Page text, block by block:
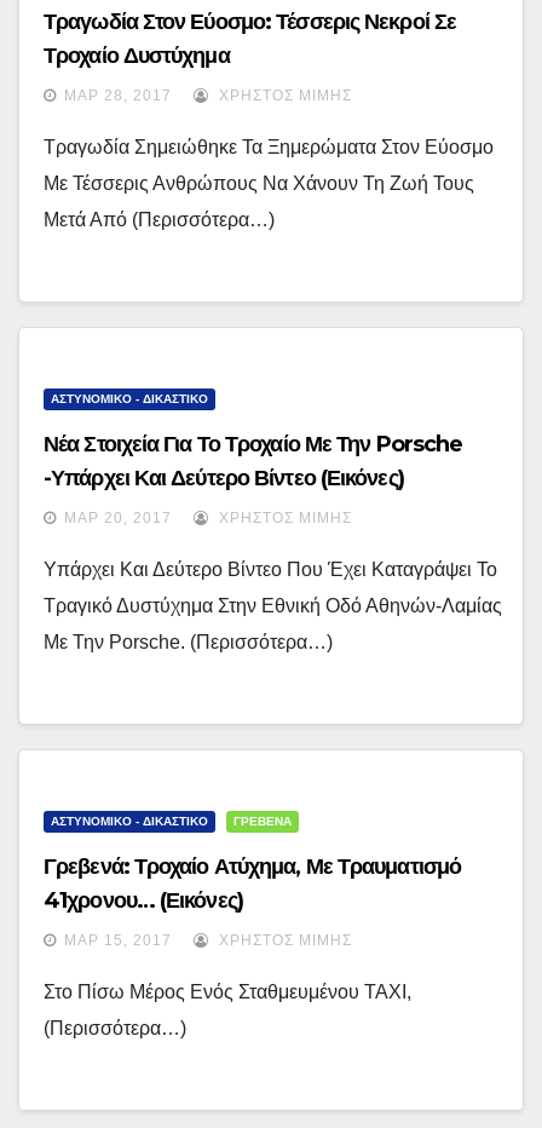
Τραγωδία Στον Εύοσμο: Τέσσερις Νεκροί Σε
Τροχαίο Δυστύχημα
ΜΑΡ 28, 2017 ΧΡΉΣΤΟΣ ΜΊΜΗΣ
Τραγωδία Σημειώθηκε Τα Ξημερώματα Στον Εύοσμο
Με Τέσσερις Ανθρώπους Να Χάνουν Τη Ζωή Τους
Μετά Από (περισσότερα…)
ΑΣΤΥΝΟΜΙΚΟ - ΔΙΚΑΣΤΙΚΟ
Νέα Στοιχεία Για Το Τροχαίο Με Την Porsche
-Υπάρχει Και Δεύτερο Βίντεο (εικόνες)
ΜΑΡ 20, 2017 ΧΡΉΣΤΟΣ ΜΊΜΗΣ
Υπάρχει Και Δεύτερο Βίντεο Που Έχει Καταγράψει Το
Τραγικό Δυστύχημα Στην Εθνική Οδό Αθηνών-Λαμίας
Με Την Porsche. (περισσότερα…)
ΑΣΤΥΝΟΜΙΚΟ - ΔΙΚΑΣΤΙΚΟ ΓΡΕΒΕΝΑ
Γρεβενά: Τροχαίο Ατύχημα, Με Τραυματισμό
41χρονου… (εικόνες)
ΜΑΡ 15, 2017 ΧΡΉΣΤΟΣ ΜΊΜΗΣ
Στο Πίσω Μέρος Ενός Σταθμευμένου ΤΑΧΙ,
(περισσότερα…)